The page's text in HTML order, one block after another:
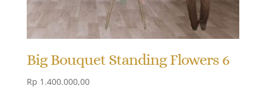
Big Bouquet Standing Flowers 6
Rp 1.400.000,00